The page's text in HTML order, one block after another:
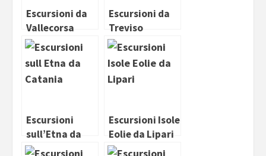
Escursioni da
Vallecorsa
Escursioni da
Treviso
Escursioni
sull’Etna da
Catania
Escursioni Isole
Eolie da Lipari